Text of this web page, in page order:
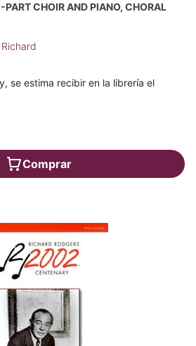
PART CHOIR AND PIANO, CHORAL
se estima recibir en la librería el
Comprar